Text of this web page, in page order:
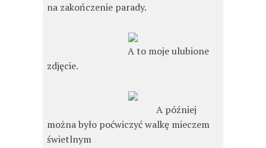
na zakończenie parady.
A to moje ulubione
zdjęcie.
A później
można było poćwiczyć walkę mieczem
świetlnym